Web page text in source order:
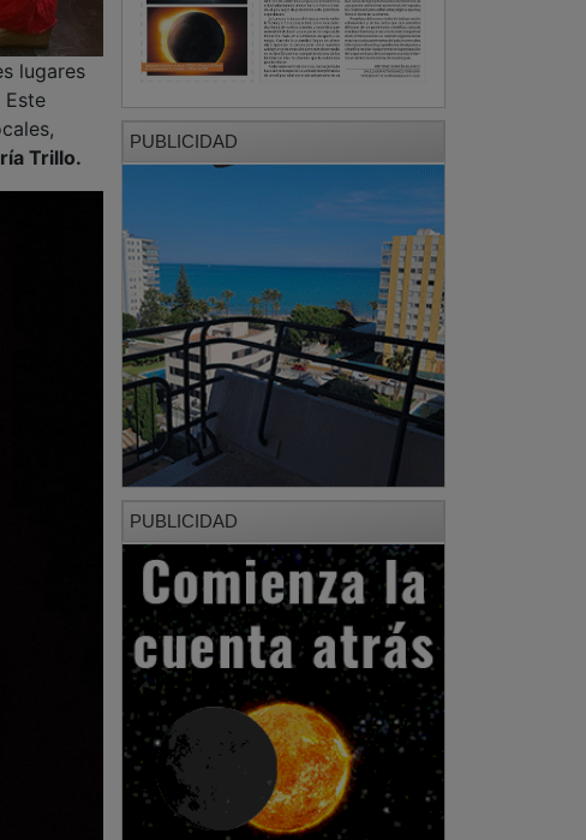
lugares
Este
Trillo.
PUBLICIDAD
PUBLICIDAD